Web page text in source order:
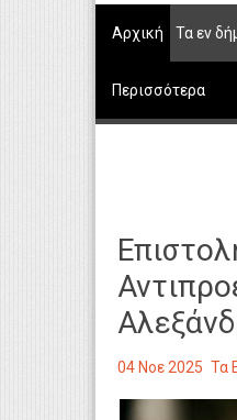
Αρχική Τα εν
Περισσότερα
04 Νοε 2025 Τα